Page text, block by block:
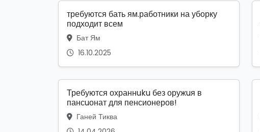
требуются бать ям.работники на уборку
подходит всем
Бат Ям
16.10.2025
Требуются охраннuku без оружuя в
пансuонат для пенсионеров!
Ганей Тиква